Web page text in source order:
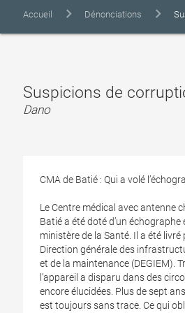
Accueil Dénonciations
Suspicions de
Dano
CMA de Batié : Qui a volé
Le Centre médical avec antenne
Batié a été doté d’un échographe
ministère de la Santé. Il a été livré
Direction générale des
et de la maintenance (DEGIEM).
l’appareil a disparu dans des
encore élucidées. Plus de sept
est toujours sans trace. Ce qui